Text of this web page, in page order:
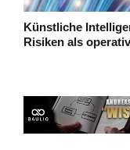
Künstliche
Risiken als